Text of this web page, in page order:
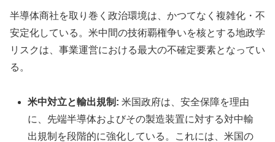
半導体商社を取り巻く政治環境は、かつてなく複雑化・不
安定化している。米中間の技術覇権争いを核とする地政学
リスクは、事業運営における最大の不確定要素となってい
る。
米中対立と輸出規制: 米国政府は、安全保障を理由
に、先端半導体およびその製造装置に対する対中輸
出規制を段階的に強化している。これには、米国の